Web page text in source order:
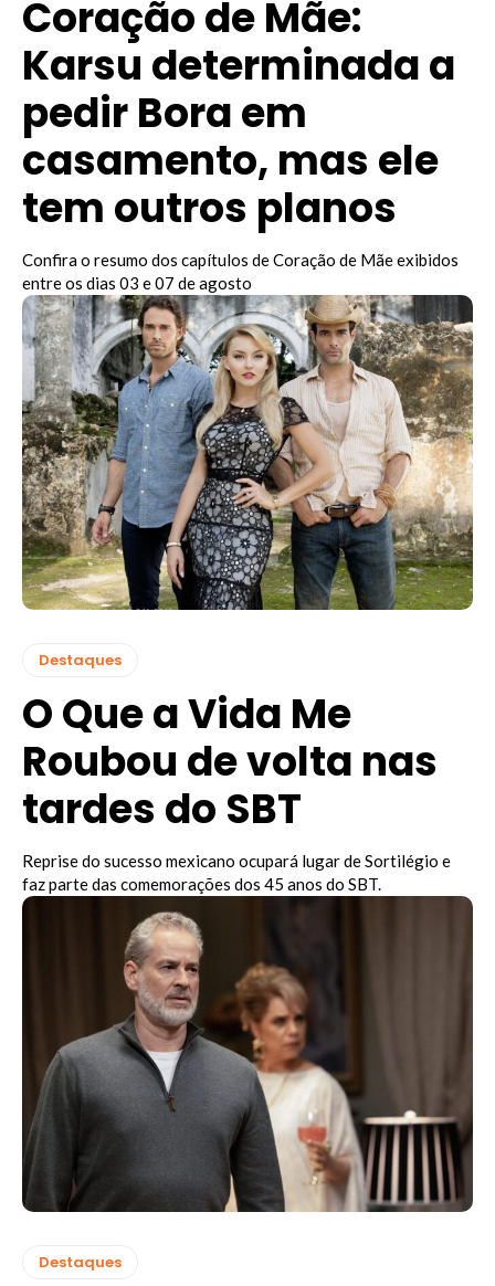
Coração de Mãe:
Karsu determinada a
pedir Bora em
casamento, mas ele
tem outros planos
Confira o resumo dos capítulos de Coração de Mãe exibidos
entre os dias 03 e 07 de agosto
Destaques
O Que a Vida Me
Roubou de volta nas
tardes do SBT
Reprise do sucesso mexicano ocupará lugar de Sortilégio e
faz parte das comemorações dos 45 anos do SBT.
Destaques